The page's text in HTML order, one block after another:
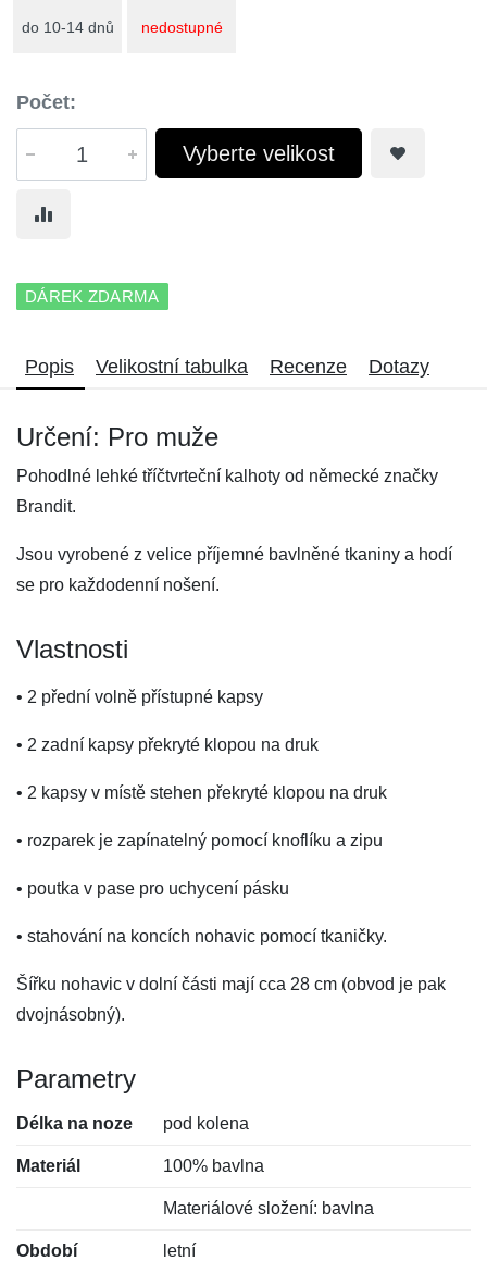
do 10-14 dnů nedostupné
Počet:
Vyberte velikost
DÁREK ZDARMA
Popis Velikostní tabulka Recenze Dotazy
Určení: Pro muže
Pohodlné lehké tříčtvrteční kalhoty od německé značky
Brandit.
Jsou vyrobené z velice příjemné bavlněné tkaniny a hodí
se pro každodenní nošení.
Vlastnosti
• 2 přední volně přístupné kapsy
• 2 zadní kapsy překryté klopou na druk
• 2 kapsy v místě stehen překryté klopou na druk
• rozparek je zapínatelný pomocí knoflíku a zipu
• poutka v pase pro uchycení pásku
• stahování na koncích nohavic pomocí tkaničky.
Šířku nohavic v dolní části mají cca 28 cm (obvod je pak
dvojnásobný).
Parametry
Délka na noze pod kolena
Materiál 100% bavlna
Materiálové složení: bavlna
Období letní